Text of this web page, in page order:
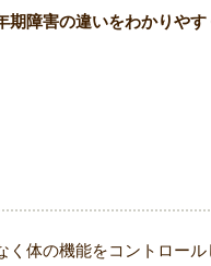
期障害の違いをわかりやす
く体の機能をコントロー